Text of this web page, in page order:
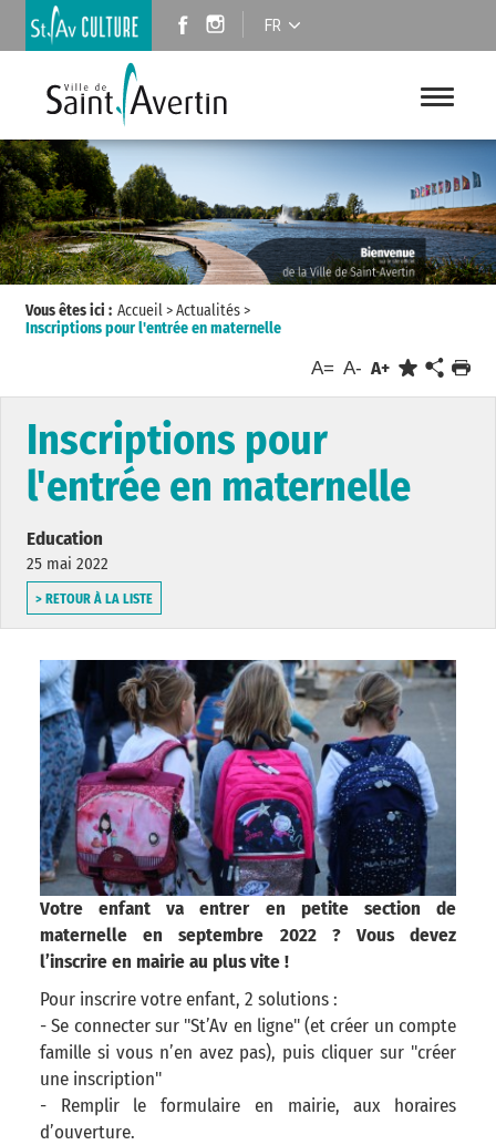
FR
Vous êtes ici : Accueil>Actualités>
Inscriptions pour l'entrée en maternelle
A= A- A+
Inscriptions pour
l'entrée en maternelle
Education
25 mai 2022
> RETOUR À LA LISTE
Votre enfant va entrer en petite section de
maternelle en septembre 2022 ? Vous devez
l’inscrire en mairie au plus vite !
Pour inscrire votre enfant, 2 solutions :
- Se connecter sur "St’Av en ligne" (et créer un compte
famille si vous n’en avez pas), puis cliquer sur "créer
une inscription"
- Remplir le formulaire en mairie, aux horaires
d’ouverture.